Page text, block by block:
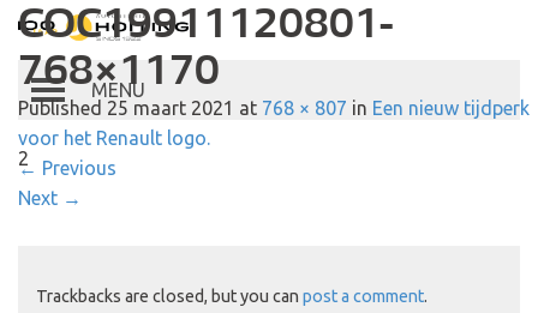
Autobedrijf Hoiting
Toggle
navigation
COC19911120801-
768×1170
Published 25 maart 2021 at 768 × 807 in Een nieuw tijdperk
voor het Renault logo.
← Previous
Next →
2
Trackbacks are closed, but you can post a comment.